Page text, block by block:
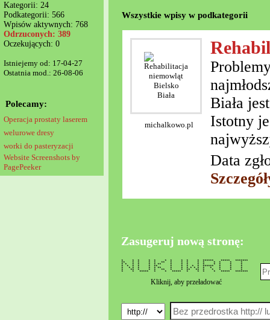
Kategorii: 24
Podkategorii: 566
Wpisów aktywnych: 768
Odrzuconych: 389
Oczekujących: 0
Istniejemy od: 17-04-27
Ostatnia mod.: 26-08-06
Polecamy:
Operacja prostaty laserem
welurowe dresy
worki do pasteryzacji
Website Screenshots by
PagePeeker
Wszystkie wpisy w podkategorii
michalkowo.pl
Biała
Istotny
Data
Zasugeruj nową stronę:
* * * * * * * * * * ****** ***** *******
** * * * * ** * * * * * * * * *
* * * * * * ** * * * * * * * * *
* * * * * ** * * * * * ****** * * *
* * * * * * ** * * * * * * * * * * *
* ** * * * ** * * ** ** * * * * *
* * ***** * * ***** * * * * ***** *******
Kliknij, aby przeładować